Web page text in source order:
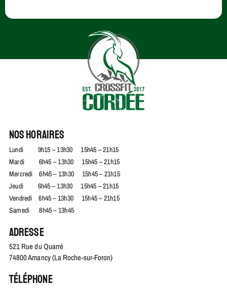
Nos horaires
Lundi 9h15 – 13h30 15h45 – 21h15
Mardi 6h45 – 13h30 15h45 – 21h15
Mercredi 6h45 – 13h30 15h45 – 21h15
Jeudi 6h45 – 13h30 15h45 – 21h15
Vendredi 6h45 – 13h30 15h45 – 21h15
Samedi 8h45 – 13h45
Adresse
521 Rue du Quarré
74800 Amancy (La Roche-sur-Foron)
Téléphone